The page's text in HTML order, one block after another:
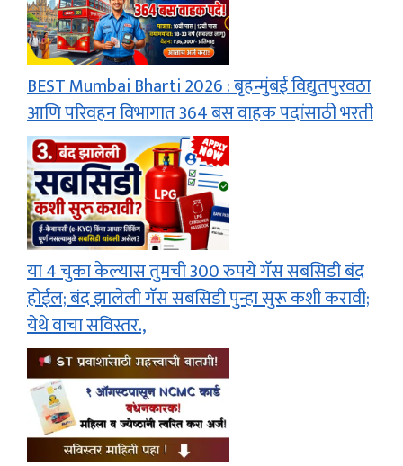
BEST Mumbai Bharti 2026 : बृहन्मुंबई विद्युतपुरवठा
आणि परिवहन विभागात 364 बस वाहक पदांसाठी भरती
या 4 चुका केल्यास तुमची 300 रुपये गॅस सबसिडी बंद
होईल; बंद झालेली गॅस सबसिडी पुन्हा सुरू कशी करावी;
येथे वाचा सविस्तर.,